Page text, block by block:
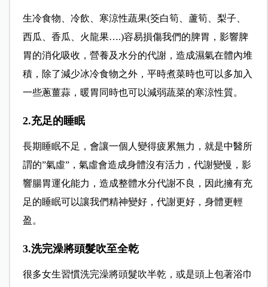
生冷食物、冷飲、寒涼性蔬果(筊白筍、蘆筍、梨子、
西瓜、香瓜、火龍果….)容易損傷我們的脾胃，影響脾
胃的消化吸收，營養及水分的代謝，造成濕氣在體內堆
積，除了減少冰冷食物之外，平時煮菜時也可以多加入
一些蔥薑蒜，暖胃同時也可以減弱蔬菜的寒涼性質。
2.充足的睡眠
長期睡眠不足，會讓一個人變得疲累無力，就是中醫所
謂的”氣虛”，氣虛會造成身體沒有活力，代謝變慢，影
響腸胃運化能力，造成整體水分代謝不良，因此擁有充
足的睡眠可以讓我們精神變好，代謝更好，身體更輕
盈。
3.洗完澡將頭髮吹至全乾
很多女生習慣洗完澡將頭髮吹半乾，或是頭上包著浴巾